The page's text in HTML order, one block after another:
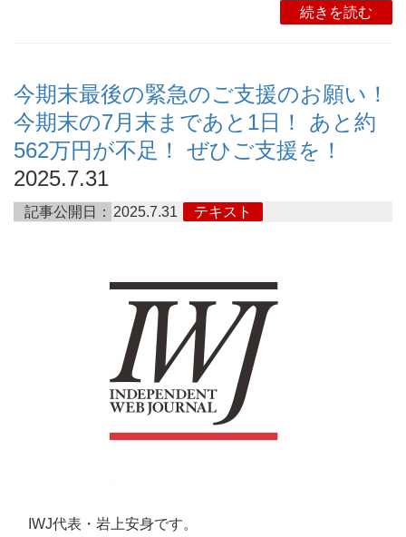
続きを読む
今期末最後の緊急のご支援のお願い！
今期末の7月末まであと1日！ あと約
562万円が不足！ ぜひご支援を！
2025.7.31
記事公開日： 2025.7.31 テキスト
IWJ代表・岩上安身です。